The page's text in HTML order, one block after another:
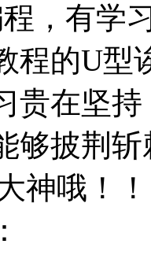
，有学
程的U型
贵在坚
够披荆
神哦！！